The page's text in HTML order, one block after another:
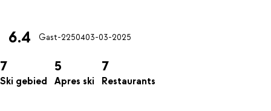
6.4 Gast-2250403-03-2025
7
Ski gebied
5
Apres ski
7
Restaurants